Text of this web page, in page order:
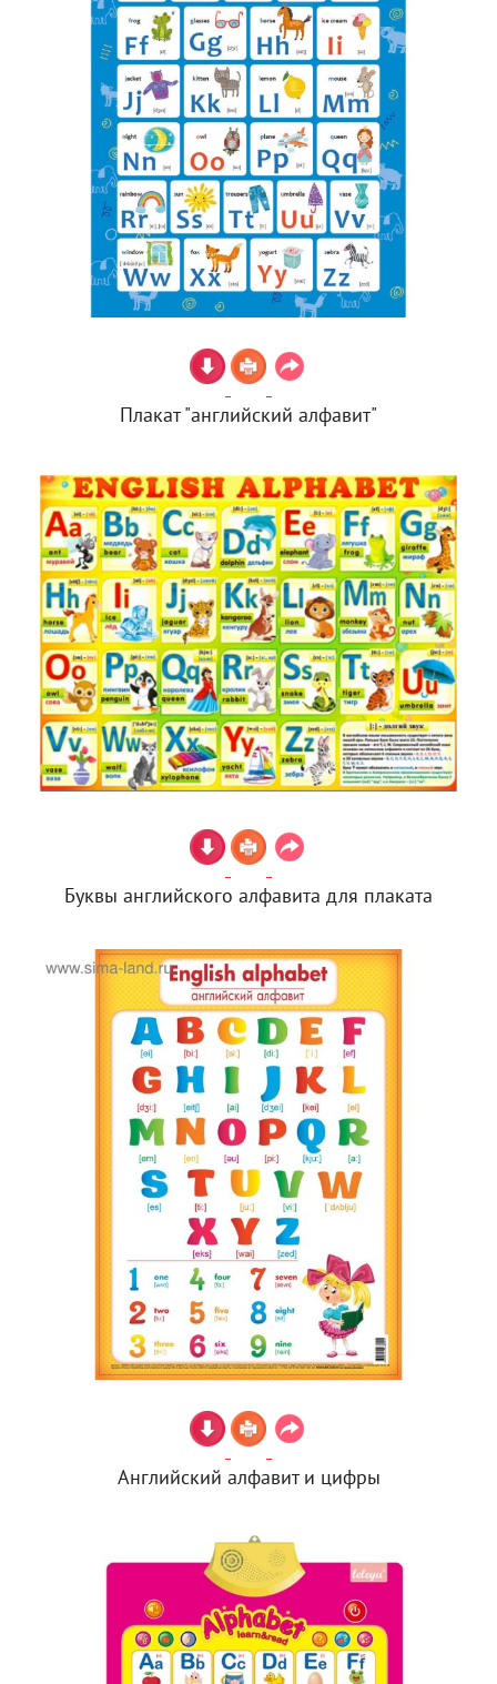
Плакат "английский алфавит"
Буквы английского алфавита для плаката
Английский алфавит и цифры